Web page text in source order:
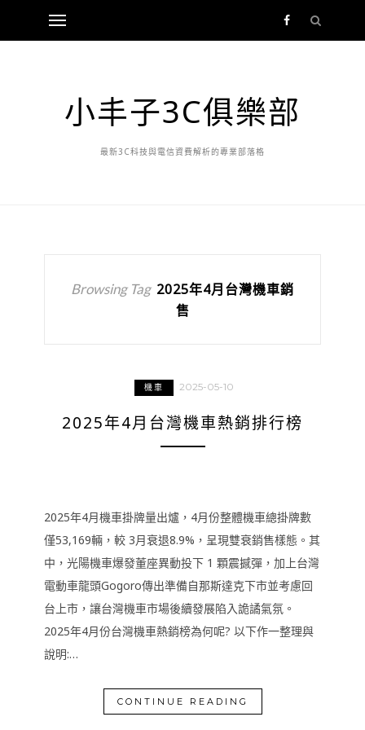
小丰子3C俱樂部
最新3C科技與電信資費解析的專業部落格
Browsing Tag 2025年4月台灣機車銷
售
機車 2025-05-10
2025年4月台灣機車熱銷排行榜
2025年4月機車掛牌量出爐，4月份整體機車總掛牌數
僅53,169輛，較 3月衰退8.9%，呈現雙衰銷售樣態。其
中，光陽機車爆發董座異動投下 1 顆震撼彈，加上台灣
電動車龍頭Gogoro傳出準備自那斯達克下市並考慮回
台上市，讓台灣機車市場後續發展陷入詭譎氣氛。
2025年4月份台灣機車熱銷榜為何呢? 以下作一整理與
說明:…
CONTINUE READING